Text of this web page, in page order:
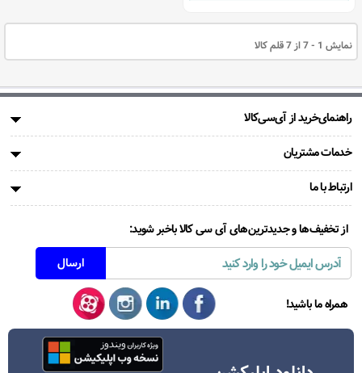
نمایش 1 - 7 از 7 قلم کالا
راهنمای‌خرید از آی‌سی‌کالا
خدمات مشتریان
ارتباط با ما
از تخفیف‌ها و جدیدترین‌های آی سی کالا باخبر شوید:
همراه ما باشید!